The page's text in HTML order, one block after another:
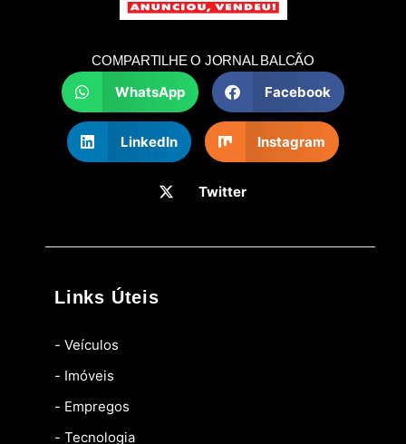
COMPARTILHE O JORNAL BALCÃO
WhatsApp Facebook
LinkedIn Instagram
Twitter
Links Úteis
- Veículos
- Imóveis
- Empregos
- Tecnologia